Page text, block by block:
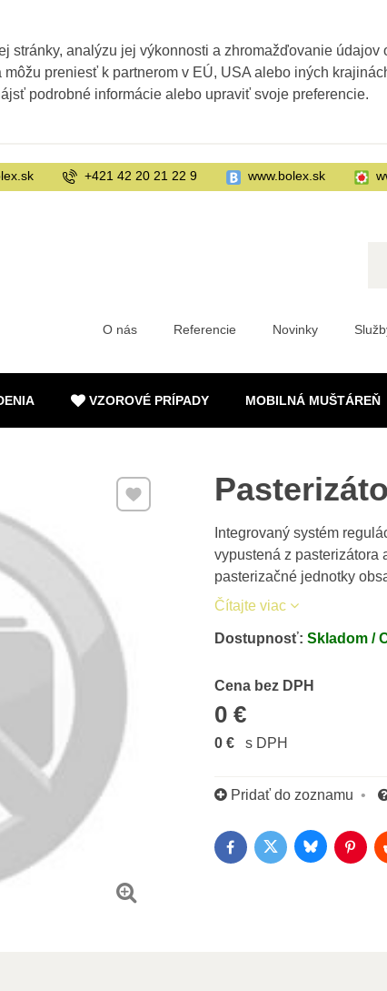
VZOROVÉ PRÍPADY MOBILNÁ MUŠTÁREŇ
O nás Referencie Novinky
+421 42 20 21 22 9 www.bolex.sk
Integrovaný systém
vypustená z pasterizátora
pasterizačné jednotky
Čítajte viac
Pridať k Obľúbeným
Dostupnosť: Skladom /
Cena bez DPH
0 €
Cena s DPH
0 € s DPH
Pridať do zoznamu
FacebookTwitterBluesky
stránky, analýzu jej výkonnosti a zhromažďovanie
preniesť k partnerom v EÚ, USA alebo iných
podrobné informácie alebo upraviť svoje preferencie.